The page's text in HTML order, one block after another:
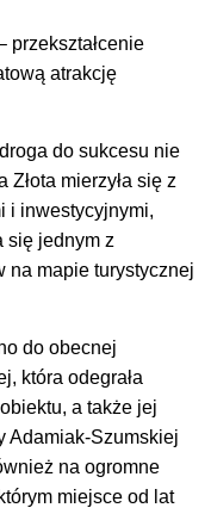
przekształcenie
atrakcję
do sukcesu nie
Złota mierzyła się z
i inwestycyjnymi,
się jednym z
na mapie turystycznej
do obecnej
która odegrała
a także jej
Adamiak-Szumskiej
na ogromne
miejsce od lat